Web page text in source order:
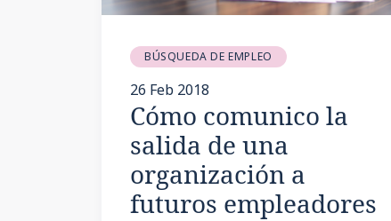
BÚSQUEDA DE EMPLEO
26 Feb 2018
Cómo comunico la
salida de una
organización a
futuros empleadores